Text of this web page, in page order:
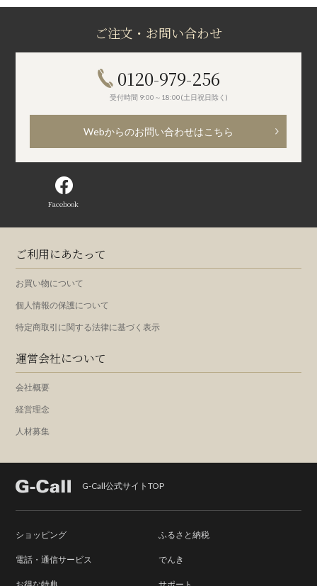
ご注文・お問い合わせ
0120-979-256
受付時間 9:00～18:00(土日祝日除く)
Webからのお問い合わせはこちら
Facebook
ご利用にあたって
お買い物について
個人情報の保護について
特定商取引に関する法律に基づく表示
運営会社について
会社概要
経営理念
人材募集
G-Call公式サイトTOP
ショッピング ふるさと納税
電話・通信サービス でんき